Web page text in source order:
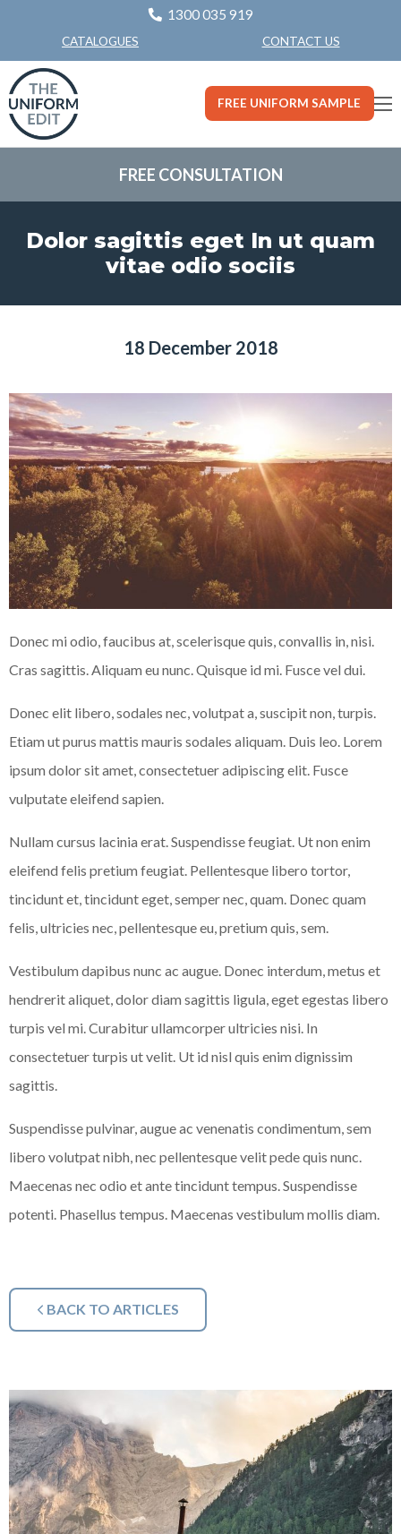
1300 035 919
CATALOGUES CONTACT US
FREE UNIFORM SAMPLE
FREE CONSULTATION
Dolor sagittis eget In ut quam
vitae odio sociis
18 December 2018
Donec mi odio, faucibus at, scelerisque quis, convallis in, nisi.
Cras sagittis. Aliquam eu nunc. Quisque id mi. Fusce vel dui.
Donec elit libero, sodales nec, volutpat a, suscipit non, turpis.
Etiam ut purus mattis mauris sodales aliquam. Duis leo. Lorem
ipsum dolor sit amet, consectetuer adipiscing elit. Fusce
vulputate eleifend sapien.
Nullam cursus lacinia erat. Suspendisse feugiat. Ut non enim
eleifend felis pretium feugiat. Pellentesque libero tortor,
tincidunt et, tincidunt eget, semper nec, quam. Donec quam
felis, ultricies nec, pellentesque eu, pretium quis, sem.
Vestibulum dapibus nunc ac augue. Donec interdum, metus et
hendrerit aliquet, dolor diam sagittis ligula, eget egestas libero
turpis vel mi. Curabitur ullamcorper ultricies nisi. In
consectetuer turpis ut velit. Ut id nisl quis enim dignissim
sagittis.
Suspendisse pulvinar, augue ac venenatis condimentum, sem
libero volutpat nibh, nec pellentesque velit pede quis nunc.
Maecenas nec odio et ante tincidunt tempus. Suspendisse
potenti. Phasellus tempus. Maecenas vestibulum mollis diam.
BACK TO ARTICLES